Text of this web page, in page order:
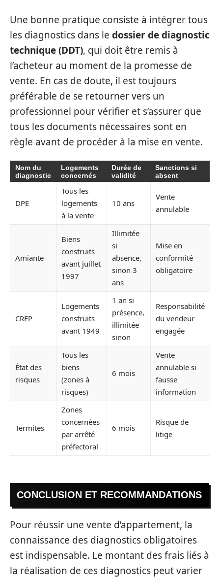
Une bonne pratique consiste à intégrer tous
les diagnostics dans le dossier de diagnostic
technique (DDT), qui doit être remis à
l’acheteur au moment de la promesse de
vente. En cas de doute, il est toujours
préférable de se retourner vers un
professionnel pour vérifier et s’assurer que
tous les documents nécessaires sont en
règle avant de procéder à la mise en vente.
Nom du
diagnostic
Logements
concernés
Durée de
validité
Sanctions si
absent
DPE
Tous les
logements
à la vente
10 ans
Vente
annulable
Amiante
Biens
construits
avant juillet
1997
Illimitée
si
absence,
sinon 3
ans
Mise en
conformité
obligatoire
CREP
Logements
construits
avant 1949
1 an si
présence,
illimitée
sinon
Responsabilité
du vendeur
engagée
État des
risques
Tous les
biens
(zones à
risques)
6 mois
Vente
annulable si
fausse
information
Termites
Zones
concernées
par arrêté
préfectoral
6 mois
Risque de
litige
CONCLUSION ET RECOMMANDATIONS
Pour réussir une vente d’appartement, la
connaissance des diagnostics obligatoires
est indispensable. Le montant des frais liés à
la réalisation de ces diagnostics peut varier